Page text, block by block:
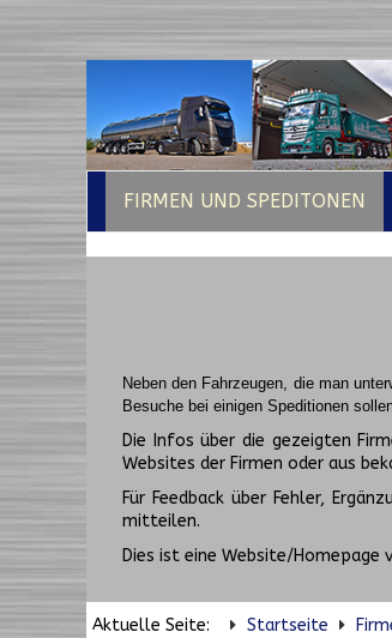
FIRMEN UND SPEDITONEN
Neben den Fahrzeugen, die man
Besuche bei einigen Speditionen
Die Infos über die gezeigten
Websites der Firmen oder aus
Für Feedback über Fehler,
mitteilen.
Dies ist eine Website/Homepage
Aktuelle Seite: Startseite